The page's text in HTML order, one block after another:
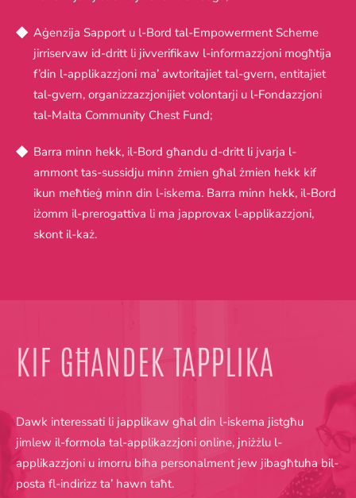
Aġenzija Sapport u l-Bord tal-Empowerment Scheme
jirriservaw id-dritt li jivverifikaw l-informazzjoni mogħtija
f’din l-applikazzjoni ma’ awtoritajiet tal-gvern, entitajiet
tal-gvern, organizzazzjonijiet volontarji u l-Fondazzjoni
tal-Malta Community Chest Fund;
Barra minn hekk, il-Bord għandu d-dritt li jvarja l-
ammont tas-sussidju minn żmien għal żmien hekk kif
ikun meħtieġ minn din l-iskema. Barra minn hekk, il-Bord
iżomm il-prerogattiva li ma japprovax l-applikazzjoni,
skont il-każ.
KIF GĦANDEK TAPPLIKA
Dawk interessati li japplikaw għal din l-iskema jistgħu
jimlew il-formola tal-applikazzjoni online, jniżżlu l-
applikazzjoni u imorru biha personalment jew jibagħtuha bil-
posta fl-indirizz ta’ hawn taħt.